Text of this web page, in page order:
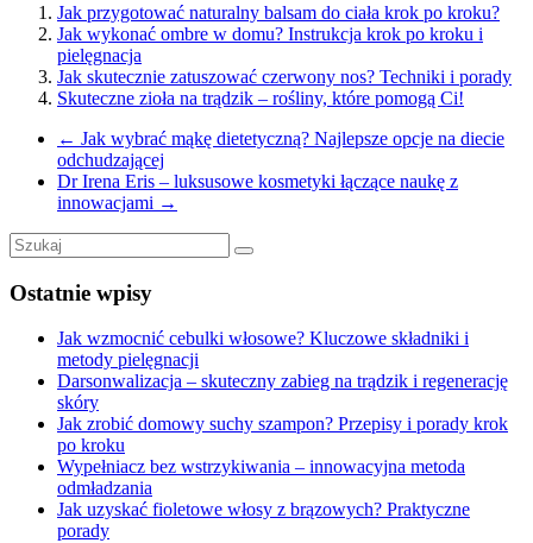
Jak przygotować naturalny balsam do ciała krok po kroku?
Jak wykonać ombre w domu? Instrukcja krok po kroku i
pielęgnacja
Jak skutecznie zatuszować czerwony nos? Techniki i porady
Skuteczne zioła na trądzik – rośliny, które pomogą Ci!
← Jak wybrać mąkę dietetyczną? Najlepsze opcje na diecie
odchudzającej
Dr Irena Eris – luksusowe kosmetyki łączące naukę z
innowacjami →
Ostatnie wpisy
Jak wzmocnić cebulki włosowe? Kluczowe składniki i
metody pielęgnacji
Darsonwalizacja – skuteczny zabieg na trądzik i regenerację
skóry
Jak zrobić domowy suchy szampon? Przepisy i porady krok
po kroku
Wypełniacz bez wstrzykiwania – innowacyjna metoda
odmładzania
Jak uzyskać fioletowe włosy z brązowych? Praktyczne
porady